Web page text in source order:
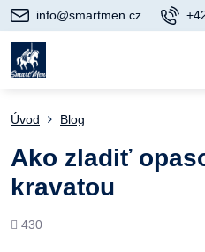
info@smartmen.cz
Úvod Blog
Ako zladiť
kravatou
Počet
430